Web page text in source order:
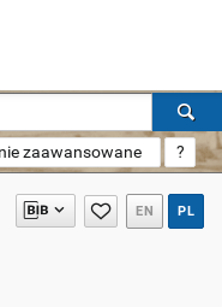
zaawansowane ?
EN PL